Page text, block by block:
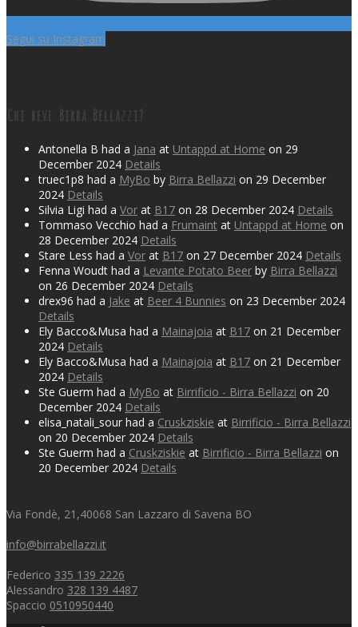
Segui su Instagram
Chi beve Birra Bellazzi?
Antonella B had a Jana at Untappd at Home on 29
December 2024 Details
truec1p8 had a MyBo by Birra Bellazzi on 29 December
2024 Details
Silvia Ligi had a Vor at B17 on 28 December 2024 Details
Tommaso Vecchio had a Frumaint at Untappd at Home on
28 December 2024 Details
Stare Less had a Vor at B17 on 27 December 2024 Details
Fenna Woudt had a Levante Potato Beer by Birra Bellazzi
on 26 December 2024 Details
drex96 had a Jake at Beer 4 Bunnies on 23 December 2024
Details
Ely Bacco&Musa had a Mainajoia at B17 on 21 December
2024 Details
Ely Bacco&Musa had a Mainajoia at B17 on 21 December
2024 Details
Ste Guerm had a MyBo at Birrificio - Birra Bellazzi on 20
December 2024 Details
elisa_natali_sour had a Cruskziskie at Birrificio - Birra Bellazzi
on 20 December 2024 Details
Ste Guerm had a Cruskziskie at Birrificio - Birra Bellazzi on
20 December 2024 Details
Via Fondè, 21,40068 San Lazzaro di Savena BO
info@birrabellazzi.it
Federico 335 139 2226
Alessandro 328 139 4487
Spaccio 0510950440